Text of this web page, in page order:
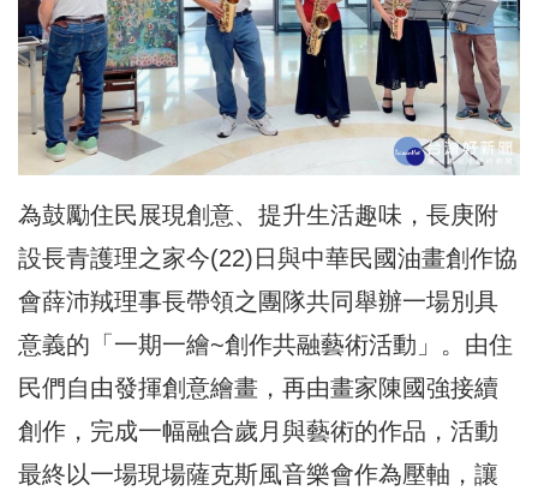
為鼓勵住民展現創意、提升生活趣味，長庚附
設長青護理之家今(22)日與中華民國油畫創作協
會薛沛羢理事長帶領之團隊共同舉辦一場別具
意義的「一期一繪~創作共融藝術活動」。由住
民們自由發揮創意繪畫，再由畫家陳國強接續
創作，完成一幅融合歲月與藝術的作品，活動
最終以一場現場薩克斯風音樂會作為壓軸，讓